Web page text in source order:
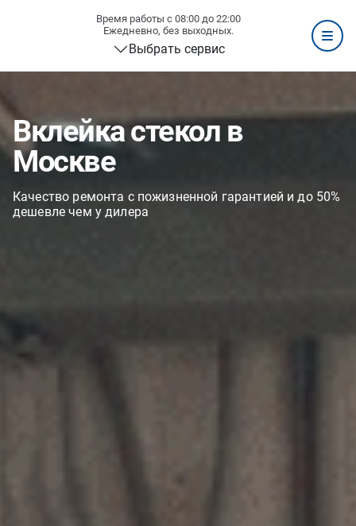
Время работы с 08:00 до 22:00
Ежедневно, без выходных.
Выбрать сервис
Вклейка стекол в
Москве
Качество ремонта с пожизненной гарантией и до 50%
дешевле чем у дилера